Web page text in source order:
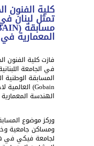
تمثل لبنان
المعمارية
فازت كلية الفنون
في الجامعة
المسابقة
Gobain) العالمية
الهندسة
وركز موضوع
ومساكن جامعية
لجامعة فيكي في